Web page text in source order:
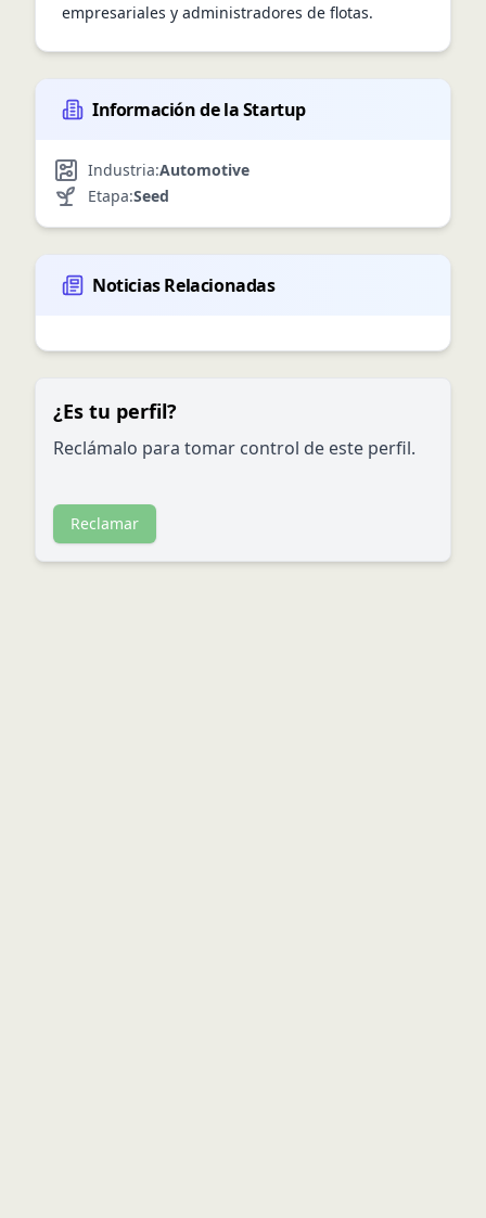
empresariales y administradores de flotas.
Información de la Startup
Industria:Automotive
Etapa:Seed
Noticias Relacionadas
¿Es tu perfil?
Reclámalo para tomar control de este perfil.
Reclamar